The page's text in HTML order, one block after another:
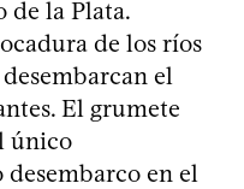
de la Plata.
de los ríos
el
El grumete
único
en el